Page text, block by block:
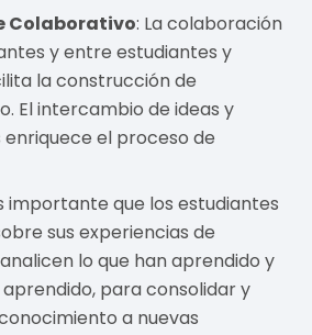
Colaborativo: La colaboración
y entre estudiantes y
la construcción de
El intercambio de ideas y
el proceso de
importante que los estudiantes
sus experiencias de
lo que han aprendido y
para consolidar y
a nuevas